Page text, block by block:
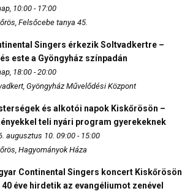
10:00 - 17:00
Felsőcebe tanya 45.
Singers érkezik Soltvadkertre –
este a Gyöngyház színpadán
18:00 - 20:00
Gyöngyház Művelődési Központ
és alkotói napok Kiskőrösön –
teli nyári program gyerekeknek
augusztus 10. 09:00 - 15:00
Hagyományok Háza
Continental Singers koncert Kiskőrösön
40 éve hirdetik az evangéliumot zenével